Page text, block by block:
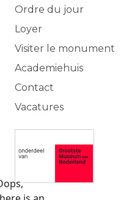
Ordre du jour
Loyer
Visiter le monument
Academiehuis
Contact
Vacatures